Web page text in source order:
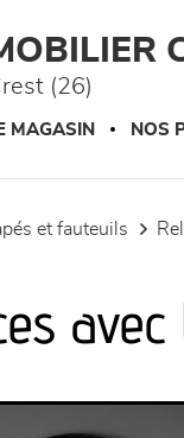
(26)
MAGASIN NOS
et fauteuils